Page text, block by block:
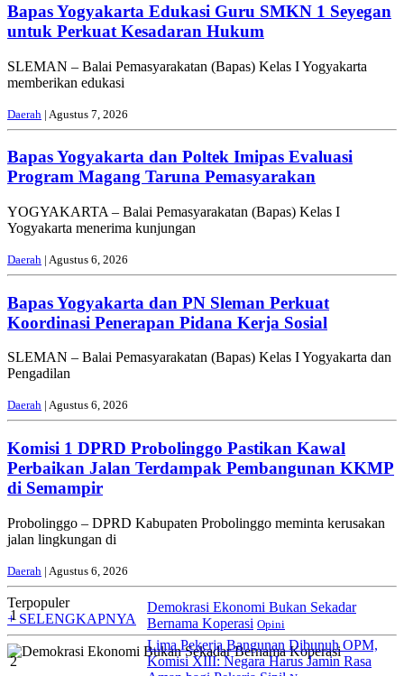
Bapas Yogyakarta Edukasi Guru SMKN 1 Seyegan
untuk Perkuat Kesadaran Hukum
SLEMAN – Balai Pemasyarakatan (Bapas) Kelas I Yogyakarta
memberikan edukasi
Daerah | Agustus 7, 2026
Bapas Yogyakarta dan Poltek Imipas Evaluasi
Program Magang Taruna Pemasyarakan
YOGYAKARTA – Balai Pemasyarakatan (Bapas) Kelas I
Yogyakarta menerima kunjungan
Daerah | Agustus 6, 2026
Bapas Yogyakarta dan PN Sleman Perkuat
Koordinasi Penerapan Pidana Kerja Sosial
SLEMAN – Balai Pemasyarakatan (Bapas) Kelas I Yogyakarta dan
Pengadilan
Daerah | Agustus 6, 2026
Komisi 1 DPRD Probolinggo Pastikan Kawal
Perbaikan Jalan Terdampak Pembangunan KKMP
di Semampir
Probolinggo – DPRD Kabupaten Probolinggo meminta kerusakan
jalan lingkungan di
Daerah | Agustus 6, 2026
Terpopuler
+ SELENGKAPNYA
1
Demokrasi Ekonomi Bukan Sekadar
Bernama Koperasi Opini
2
Lima Pekerja Bangunan Dibunuh OPM,
Komisi XIII: Negara Harus Jamin Rasa